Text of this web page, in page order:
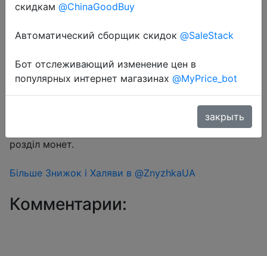
Coins
Перейти в магазин
Знижка монетками 49-220 Coins у додатку через
розділ монет.
Більше Знижок і Халяви в @ZnyzhkaUA
Комментарии:
скидкам @ChinaGoodBuy
Автоматический сборщик скидок @SaleStack
Бот отслеживающий изменение цен в
популярных интернет магазинах @MyPrice_bot
закрыть